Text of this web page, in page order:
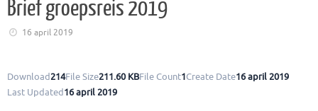
Brief groepsreis 2019
16 april 2019
Download214File Size211.60 KBFile Count1Create Date16 april 2019
Last Updated16 april 2019